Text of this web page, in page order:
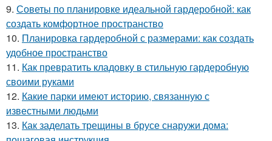
9. Советы по планировке идеальной гардеробной: как
создать комфортное пространство
10. Планировка гардеробной с размерами: как создать
удобное пространство
11. Как превратить кладовку в стильную гардеробную
своими руками
12. Какие парки имеют историю, связанную с
известными людьми
13. Как заделать трещины в брусе снаружи дома: